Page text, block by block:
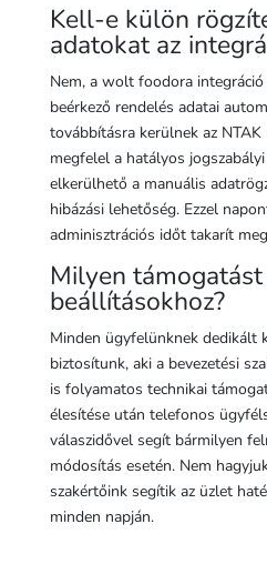
Kell-e külön
adatokat az
Nem, a wolt foodora
beérkező rendelés adatai
továbbításra kerülnek az
megfelel a hatályos
elkerülhető a manuális
hibázási lehetőség. Ezzel
adminisztrációs időt takarít
Milyen
beállításokhoz?
Minden ügyfelünknek dedikált
biztosítunk, aki a bevezetési
is folyamatos technikai
élesítése után telefonos
válaszidővel segít bármilyen
módosítás esetén. Nem
szakértőink segítik az üzlet
minden napján.